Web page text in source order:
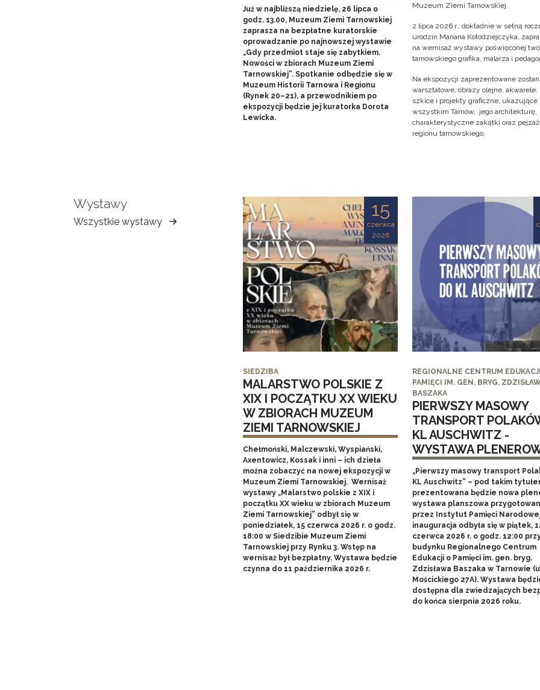
Już w najbliższą niedzielę, 26 lipca o
godz. 13.00, Muzeum Ziemi Tarnowskiej
zaprasza na bezpłatne kuratorskie
oprowadzanie po najnowszej wystawie
„Gdy przedmiot staje się zabytkiem.
Nowości w zbiorach Muzeum Ziemi
Tarnowskiej”. Spotkanie odbędzie się w
Muzeum Historii Tarnowa i Regionu
(Rynek 20–21), a przewodnikiem po
ekspozycji będzie jej kuratorka Dorota
Lewicka.
Muzeum Ziemi Tarnowskiej.
2 lipca 2026 r., dokładnie w setną
urodzin Mariana Kołodziejczyka,
na wernisaż wystawy poświęconej
tarnowskiego grafika, malarza i
Na ekspozycji zaprezentowane
warsztatowe, obrazy olejne, akwarele,
szkice i projekty graficzne, ukazujące
wszystkim Tarnów, jego
charakterystyczne zakątki oraz
regionu tarnowskiego.
Wystawy
Wszystkie wystawy
Muzeum
15
czerwca
2026
SIEDZIBA
MALARSTWO POLSKIE Z
XIX I POCZĄTKU XX WIEKU
W ZBIORACH MUZEUM
ZIEMI TARNOWSKIEJ
Chełmoński, Malczewski, Wyspiański,
Axentowicz, Kossak i inni – ich dzieła
można zobaczyć na nowej ekspozycji w
Muzeum Ziemi Tarnowskiej. Wernisaż
wystawy „Malarstwo polskie z XIX i
początku XX wieku w zbiorach Muzeum
Ziemi Tarnowskiej” odbył się w
poniedziałek, 15 czerwca 2026 r. o godz.
18:00 w Siedzibie Muzeum Ziemi
Tarnowskiej przy Rynku 3. Wstęp na
wernisaż był bezpłatny. Wystawa będzie
czynna do 11 października 2026 r.
REGIONALNE CENTRUM
PAMIĘCI IM. GEN. BRYG.
BASZAKA
PIERWSZY MASOWY
TRANSPORT
KL AUSCHWITZ -
WYSTAWA
„Pierwszy masowy transport
KL Auschwitz” – pod takim
prezentowana będzie nowa
wystawa planszowa
przez Instytut Pamięci
inauguracja odbyła się w piątek,
czerwca 2026 r. o godz. 12:00
budynku Regionalnego Centrum
Edukacji o Pamięci im. gen. bryg.
Zdzisława Baszaka w Tarnowie
Mościckiego 27A). Wystawa
dostępna dla zwiedzających
do końca sierpnia 2026 roku.